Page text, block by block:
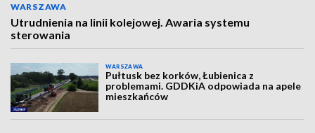
WARSZAWA
Utrudnienia na linii kolejowej. Awaria systemu
sterowania
WARSZAWA
Pułtusk bez korków, Łubienica z
problemami. GDDKiA odpowiada na apele
mieszkańców